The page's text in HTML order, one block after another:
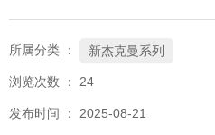
所属分类 ： 新杰克曼系列
浏览次数 ： 24
发布时间 ： 2025-08-21